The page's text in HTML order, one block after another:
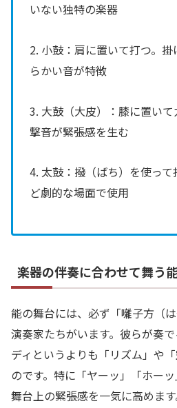
いない独特の楽器
2. 小鼓：肩に置いて打つ。
らかい音が特徴
3. 大鼓（大皮）：膝に置い
撃音が緊張感を生む
4. 太鼓：撥（ばち）を使っ
ど劇的な場面で使用
楽器の伴奏に合わせて舞う
能の舞台には、必ず「囃子方（
演奏家たちがいます。彼らが奏
ディというよりも「リズム」や
のです。特に「ヤーッ」「ホー
舞台上の緊張感を一気に高めます